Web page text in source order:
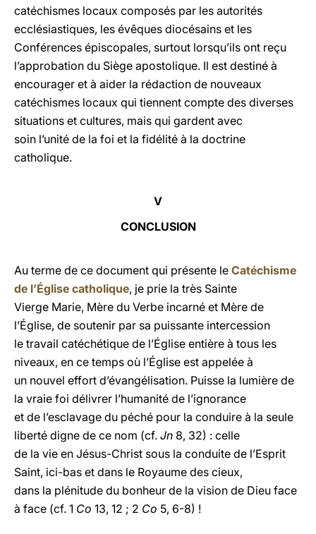
catéchismes locaux composés par les autorités
ecclésiastiques, les évêques diocésains et les
Conférences épiscopales, surtout lorsqu’ils ont reçu
l’approbation du Siège apostolique. Il est destiné à
encourager et à aider la rédaction de nouveaux
catéchismes locaux qui tiennent compte des diverses
situations et cultures, mais qui gardent avec
soin l’unité de la foi et la fidélité à la doctrine
catholique.
V
CONCLUSION
Au terme de ce document qui présente le Catéchisme
de l’Église catholique, je prie la très Sainte
Vierge Marie, Mère du Verbe incarné et Mère de
l’Église, de soutenir par sa puissante intercession
le travail catéchétique de l’Église entière à tous les
niveaux, en ce temps où l’Église est appelée à
un nouvel effort d’évangélisation. Puisse la lumière de
la vraie foi délivrer l’humanité de l’ignorance
et de l’esclavage du péché pour la conduire à la seule
liberté digne de ce nom (cf. Jn 8, 32) : celle
de la vie en Jésus-Christ sous la conduite de l’Esprit
Saint, ici-bas et dans le Royaume des cieux,
dans la plénitude du bonheur de la vision de Dieu face
à face (cf. 1 Co 13, 12 ; 2 Co 5, 6-8) !